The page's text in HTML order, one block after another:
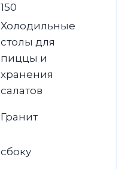
150
Холодильные
столы для
пиццы и
хранения
салатов
Гранит
сбоку